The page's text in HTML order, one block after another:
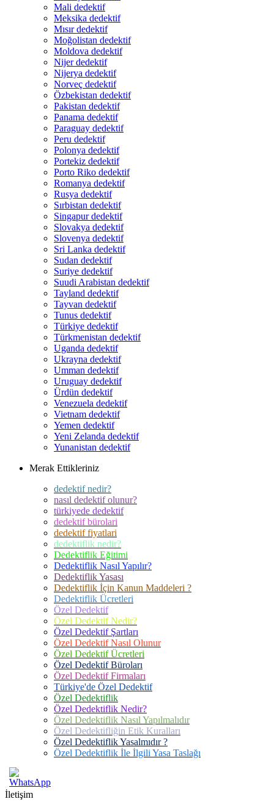
Mali dedektif
Meksika dedektif
Mısır dedektif
Moğolistan dedektif
Moldova dedektif
Nijer dedektif
Nijerya dedektif
Norveç dedektif
Özbekistan dedektif
Pakistan dedektif
Panama dedektif
Paraguay dedektif
Peru dedektif
Polonya dedektif
Portekiz dedektif
Porto Riko dedektif
Romanya dedektif
Rusya dedektif
Sırbistan dedektif
Singapur dedektif
Slovakya dedektif
Slovenya dedektif
Sri Lanka dedektif
Sudan dedektif
Suriye dedektif
Suudi Arabistan dedektif
Tayland dedektif
Tayvan dedektif
Tunus dedektif
Türkiye dedektif
Türkmenistan dedektif
Uganda dedektif
Ukrayna dedektif
Umman dedektif
Uruguay dedektif
Ürdün dedektif
Venezuela dedektif
Vietnam dedektif
Yemen dedektif
Yeni Zelanda dedektif
Yunanistan dedektif
Merak Ettikleriniz
dedektif nedir?
nasıl dedektif olunur?
türkiyede dedektif
dedektif bürolari
dedektif fiyatlari
dedektiflik nedir?
Dedektiflik Eğitimi
Dedektiflik Nasıl Yapılır?
Dedektiflik Yasası
Dedektiflik İçin Kanun Maddeleri ?
Dedektiflik Ücretleri
Özel Dedektif
Özel Dedektif Nedir?
Özel Dedektif Şartları
Özel Dedektif Nasıl Olunur
Özel Dedektif Ücretleri
Özel Dedektif Büroları
Özel Dedektif Firmaları
Türkiye'de Özel Dedektif
Özel Dedektiflik
Özel Dedektiflik Nedir?
Özel Dedektiflik Nasıl Yapılmalıdır
Özel Dedektifliğin Etik Kuralları
Özel Dedektiflik Yasalmıdır ?
Özel Dedektiflik İle İlgili Yasa Taslağı
İletişim